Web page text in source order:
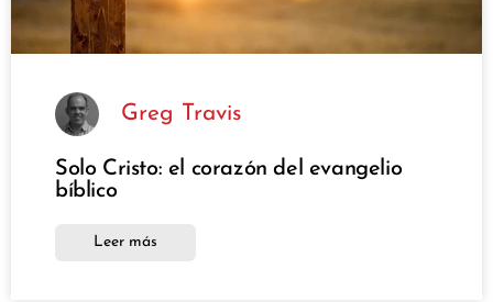
Greg Travis
Solo Cristo: el corazón del evangelio
bíblico
Leer más